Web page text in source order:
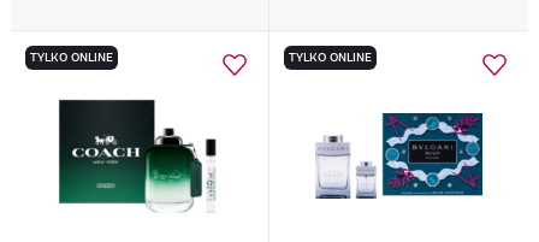
TYLKO ONLINE TYLKO ONLINE